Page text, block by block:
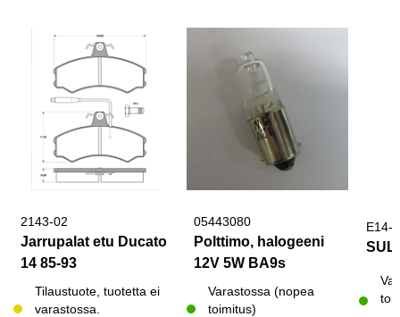
2143-02
Jarrupalat etu Ducato
14 85-93
Tilaustuote, tuotetta ei
varastossa.
05443080
Polttimo, halogeeni
12V 5W BA9s
Varastossa (nopea
toimitus)
E14-